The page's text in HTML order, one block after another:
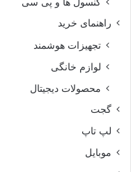
راهنمای خرید
تجهیزات هوشمند
لوازم خانگی
محصولات دیجیتال
گجت
لپ تاپ
موبایل